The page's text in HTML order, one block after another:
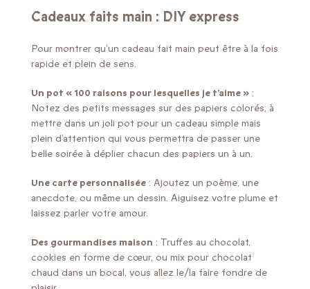
Cadeaux faits main : DIY express
Pour montrer qu’un cadeau fait main peut être à la fois
rapide et plein de sens.
Un pot « 100 raisons pour lesquelles je t’aime » :
Notez des petits messages sur des papiers colorés, à
mettre dans un joli pot pour un cadeau simple mais
plein d’attention qui vous permettra de passer une
belle soirée à déplier chacun des papiers un à un.
Une carte personnalisée : Ajoutez un poème, une
anecdote, ou même un dessin. Aiguisez votre plume et
laissez parler votre amour.
Des gourmandises maison : Truffes au chocolat,
cookies en forme de cœur, ou mix pour chocolat
chaud dans un bocal, vous allez le/la faire fondre de